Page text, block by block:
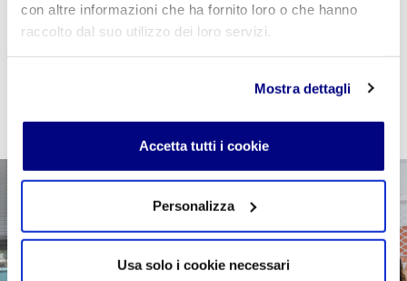
con altre informazioni che ha fornito loro o che hanno
raccolto dal suo utilizzo dei loro servizi.
Mostra dettagli
Accetta tutti i cookie
Personalizza
Usa solo i cookie necessari
AGGIUNGI AL CARRELLO